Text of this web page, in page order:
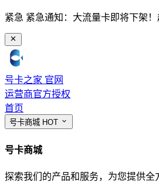
紧急 紧急通知：大流量卡即将下架
号卡之家 官网
运营商官方授权
首页
号卡商城 HOT
号卡商城
探索我们的产品和服务，为您提供全